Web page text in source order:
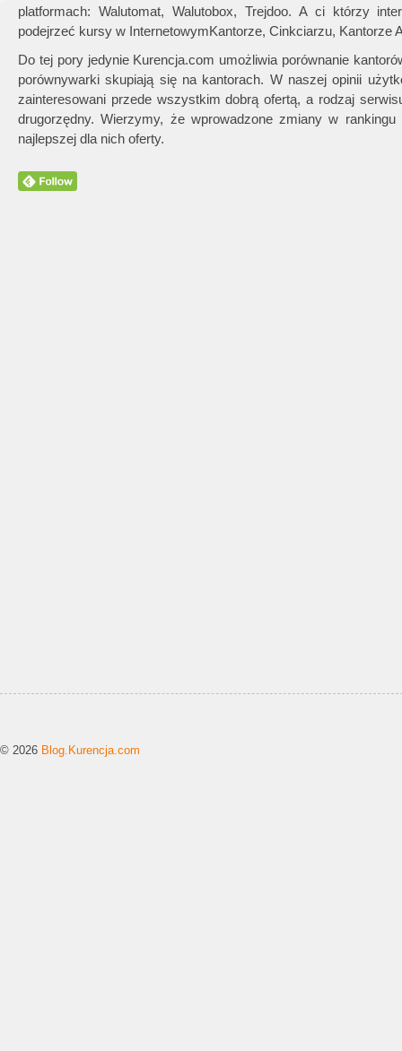
platformach: Walutomat, Walutobox, Trejdoo. A ci którzy
podejrzeć kursy w InternetowymKantorze, Cinkciarzu, Kantorze
Do tej pory jedynie Kurencja.com umożliwia porównanie
porównywarki skupiają się na kantorach. W naszej opinii
zainteresowani przede wszystkim dobrą ofertą, a rodzaj
drugorzędny. Wierzymy, że wprowadzone zmiany w
najlepszej dla nich oferty.
© 2026 Blog.Kurencja.com